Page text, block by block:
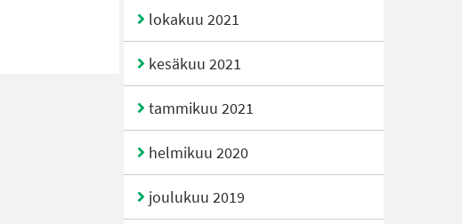
lokakuu 2021
kesäkuu 2021
tammikuu 2021
helmikuu 2020
joulukuu 2019